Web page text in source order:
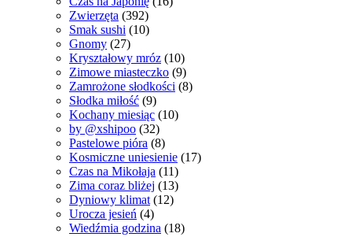
Zwierzęta (392)
Smak sushi (10)
Gnomy (27)
Kryształowy mróz (10)
Zimowe miasteczko (9)
Zamrożone słodkości (8)
Słodka miłość (9)
Kochany miesiąc (10)
by @xshipoo (32)
Pastelowe pióra (8)
Kosmiczne uniesienie (17)
Czas na Mikołaja (11)
Zima coraz bliżej (13)
Dyniowy klimat (12)
Urocza jesień (4)
Wiedźmia godzina (18)